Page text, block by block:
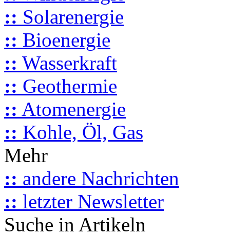
:: Solarenergie
:: Bioenergie
:: Wasserkraft
:: Geothermie
:: Atomenergie
:: Kohle, Öl, Gas
Mehr
:: andere Nachrichten
:: letzter Newsletter
Suche in Artikeln